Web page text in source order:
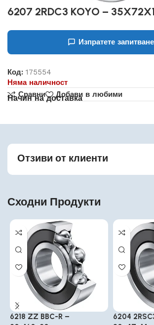
6207 2RDC3 KOYO –
Изпратете запитване
Код:175554
Няма наличност
Сравни
Добави в любими
Начин на доставка
Отзиви от клиенти
Сходни Продукти
6218 ZZ BBC-R –
6204